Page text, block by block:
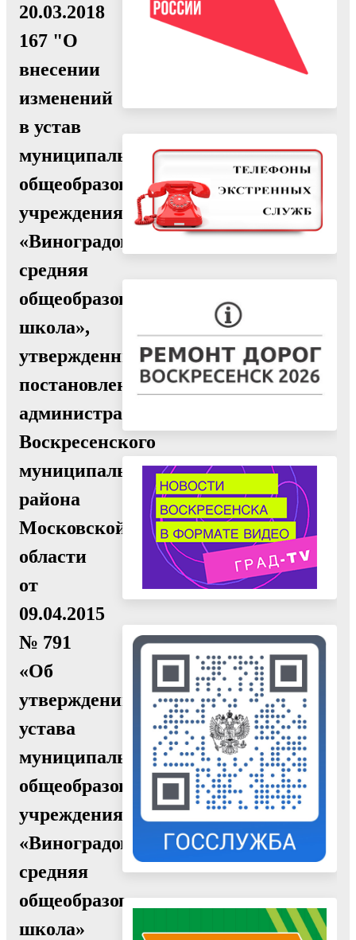
20.03.2018
167 "О
внесении
изменений
в устав
муниципального
общеобразовательного
учреждения
«Виноградовская
средняя
общеобразовательная
школа»,
утвержденный
постановлением
администрации
Воскресенского
муниципального
района
Московской
области
от
09.04.2015
№ 791
«Об
утверждении
устава
муниципального
общеобразовательного
учреждения
«Виноградовская
средняя
общеобразовательная
школа»